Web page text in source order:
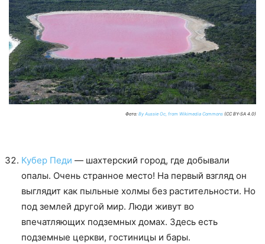
Фото: By Aussie Oc, from Wikimedia Commons (CC BY-SA 4.0)
Кубер Педи — шахтерский город, где добывали
опалы. Очень странное место! На первый взгляд он
выглядит как пыльные холмы без растительности. Но
под землей другой мир. Люди живут во
впечатляющих подземных домах. Здесь есть
подземные церкви, гостиницы и бары.